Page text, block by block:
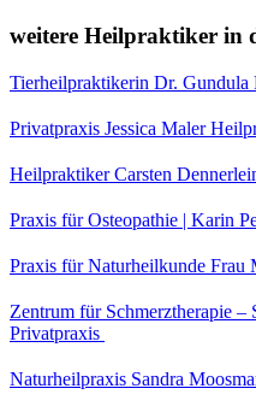
weitere Heilpraktiker in
Tierheilpraktikerin Dr. Gundula
Privatpraxis Jessica Maler
Heilpraktiker Carsten
Praxis für Osteopathie | Karin
Praxis für Naturheilkunde Frau
Zentrum für Schmerztherapie
Privatpraxis
Naturheilpraxis Sandra